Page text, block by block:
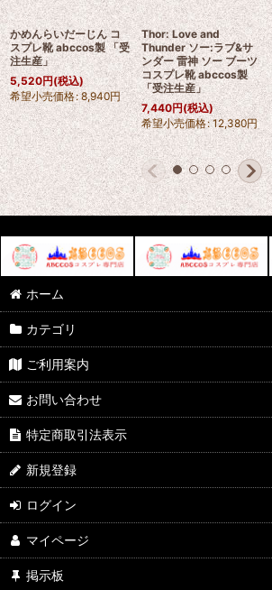
かめんらいだーじん コ
スプレ靴 abccos製 「受
注生産」
5,520円(税込)
希望小売価格: 8,940円
Thor: Love and
Thunder ソー:ラブ&サ
ンダー 雷神 ソー ブーツ
コスプレ靴 abccos製
「受注生産」
7,440円(税込)
希望小売価格: 12,380円
ホーム
カテゴリ
ご利用案内
お問い合わせ
特定商取引法表示
新規登録
ログイン
マイページ
掲示板